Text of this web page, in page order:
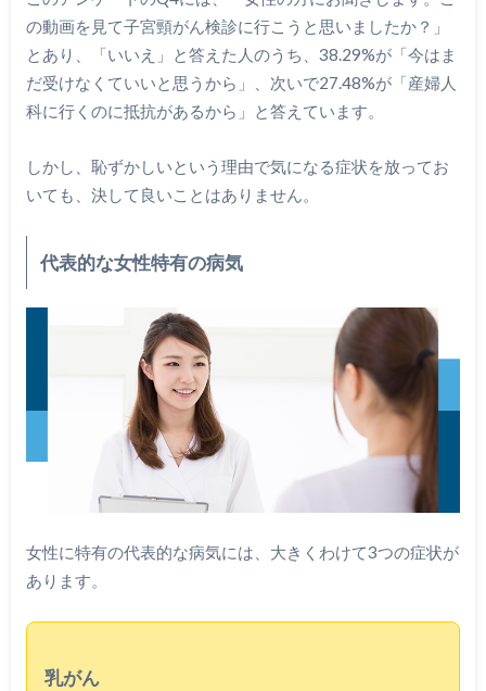
の動画を見て子宮頸がん検診に行こうと思いましたか？」
とあり、「いいえ」と答えた人のうち、38.29%が「今はま
だ受けなくていいと思うから」、次いで27.48%が「産婦人
科に行くのに抵抗があるから」と答えています。
しかし、恥ずかしいという理由で気になる症状を放ってお
いても、決して良いことはありません。
代表的な女性特有の病気
女性に特有の代表的な病気には、大きくわけて3つの症状が
あります。
乳がん